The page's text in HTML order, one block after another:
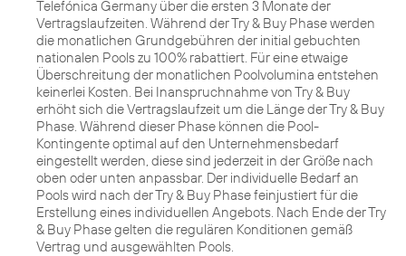
Telefónica Germany über die ersten 3 Monate der
Vertragslaufzeiten. Während der Try & Buy Phase werden
die monatlichen Grundgebühren der initial gebuchten
nationalen Pools zu 100% rabattiert. Für eine etwaige
Überschreitung der monatlichen Poolvolumina entstehen
keinerlei Kosten. Bei Inanspruchnahme von Try & Buy
erhöht sich die Vertragslaufzeit um die Länge der Try & Buy
Phase. Während dieser Phase können die Pool-
Kontingente optimal auf den Unternehmensbedarf
eingestellt werden, diese sind jederzeit in der Größe nach
oben oder unten anpassbar. Der individuelle Bedarf an
Pools wird nach der Try & Buy Phase feinjustiert für die
Erstellung eines individuellen Angebots. Nach Ende der Try
& Buy Phase gelten die regulären Konditionen gemäß
Vertrag und ausgewählten Pools.